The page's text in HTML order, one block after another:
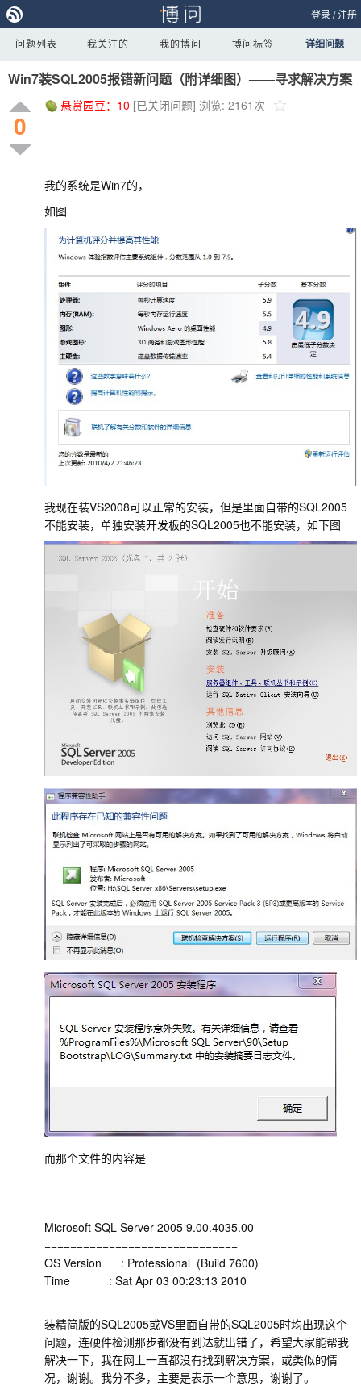
登录/注册
问题列表 我关注的 我的博问 博问标签 详细问题
Win7装SQL2005报错新问题（附详细图）——寻求解决方案
0
悬赏园豆： 10 [已关闭问题] 浏览: 2161次
我的系统是Win7的，
如图
我现在装VS2008可以正常的安装，但是里面自带的SQL2005
不能安装，单独安装开发板的SQL2005也不能安装，如下图
而那个文件的内容是
Microsoft SQL Server 2005 9.00.4035.00
==============================
OS Version : Professional (Build 7600)
Time : Sat Apr 03 00:23:13 2010
装精简版的SQL2005或VS里面自带的SQL2005时均出现这个
问题，连硬件检测那步都没有到达就出错了，希望大家能帮我
解决一下，我在网上一直都没有找到解决方案，或类似的情
况，谢谢。我分不多，主要是表示一个意思，谢谢了。